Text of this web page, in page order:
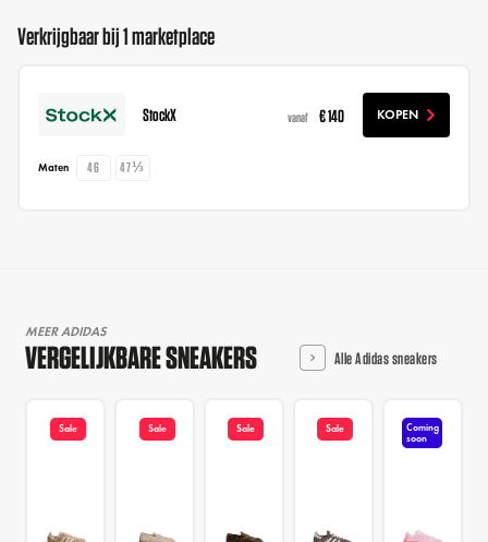
Verkrijgbaar bij 1 marketplace
StockX vanaf € 140 KOPEN
Maten 46 47⅓
MEER ADIDAS
VERGELIJKBARE SNEAKERS Alle Adidas sneakers
Sale Sale Sale Sale
Coming
soon